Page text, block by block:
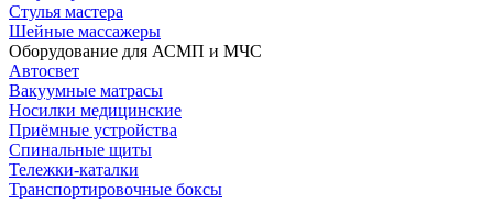
Стулья мастера
Шейные массажеры
Оборудование для АСМП и МЧС
Автосвет
Вакуумные матрасы
Носилки медицинские
Приёмные устройства
Спинальные щиты
Тележки-каталки
Транспортировочные боксы